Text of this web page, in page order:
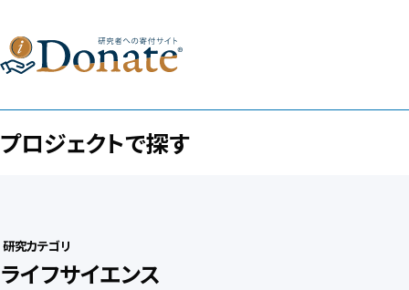
プロジェクトで探す
研究カテゴリ
ライフサイエンス